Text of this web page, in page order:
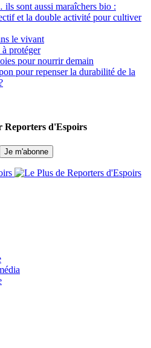
sont aussi maraîchers bio :
et la double activité pour cultiver
le vivant
protéger
pour nourrir demain
pour repenser la durabilité de la
Reporters d'Espoirs